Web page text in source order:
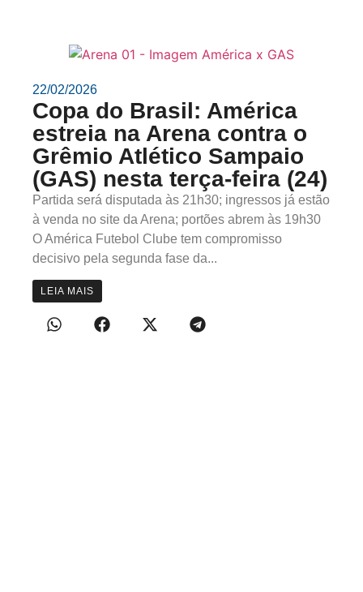
22/02/2026
Copa do Brasil: América
estreia na Arena contra o
Grêmio Atlético Sampaio
(GAS) nesta terça-feira (24)
Partida será disputada às 21h30; ingressos já estão
à venda no site da Arena; portões abrem às 19h30
O América Futebol Clube tem compromisso
decisivo pela segunda fase da...
LEIA MAIS